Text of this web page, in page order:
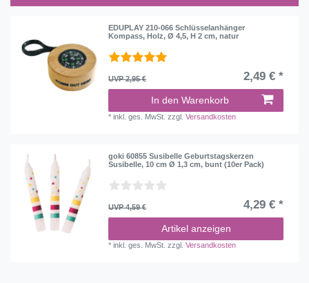
EDUPLAY 210-066 Schlüsselanhänger
Kompass, Holz, Ø 4,5, H 2 cm, natur
UVP 2,95 € 2,49 € *
In den Warenkorb
*inkl. ges. MwSt. zzgl.Versandkosten
goki 60855 Susibelle Geburtstagskerzen
Susibelle, 10 cm Ø 1,3 cm, bunt (10er Pack)
UVP 4,59 € 4,29 € *
Artikel anzeigen
*inkl. ges. MwSt. zzgl.Versandkosten